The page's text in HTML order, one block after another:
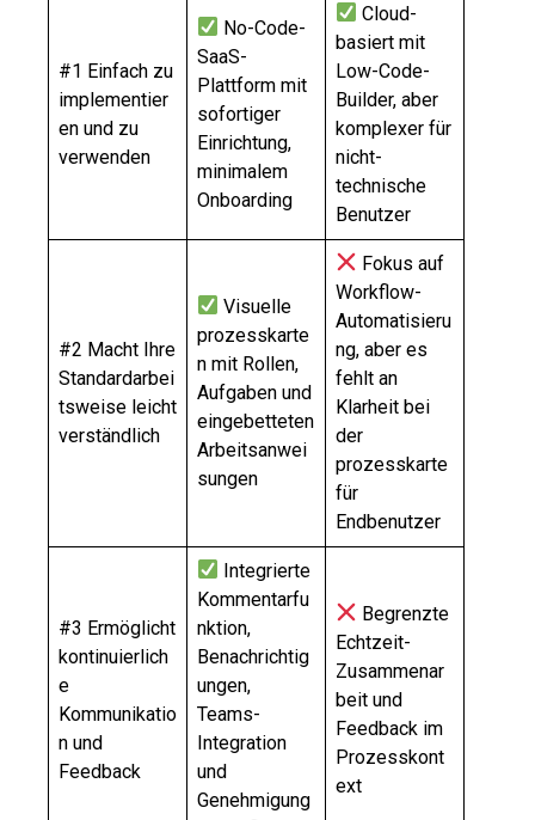
#1 Einfach zu
implementier
en und zu
verwenden
No-Code-
SaaS-
Plattform mit
sofortiger
Einrichtung,
minimalem
Onboarding
Cloud-
basiert mit
Low-Code-
Builder, aber
komplexer für
nicht-
technische
Benutzer
#2 Macht Ihre
Standardarbei
tsweise leicht
verständlich
Visuelle
prozesskarte
n mit Rollen,
Aufgaben und
eingebetteten
Arbeitsanwei
sungen
Fokus auf
Workflow-
Automatisieru
ng, aber es
fehlt an
Klarheit bei
der
prozesskarte
für
Endbenutzer
#3 Ermöglicht
kontinuierlich
e
Kommunikatio
n und
Feedback
Integrierte
Kommentarfu
nktion,
Benachrichtig
ungen,
Teams-
Integration
und
Genehmigung
Begrenzte
Echtzeit-
Zusammenar
beit und
Feedback im
Prozesskont
ext